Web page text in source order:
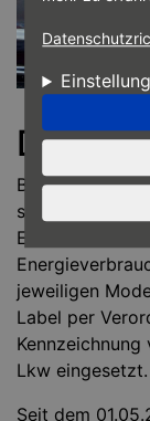
Das
Bei neuen
späten
EU-Label zur
jeweiligen
Label per
Lkw eingesetzt.
Seit dem